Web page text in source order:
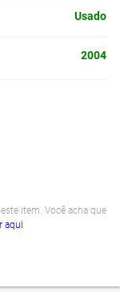
Usado
2004
item. Você acha que
aqui